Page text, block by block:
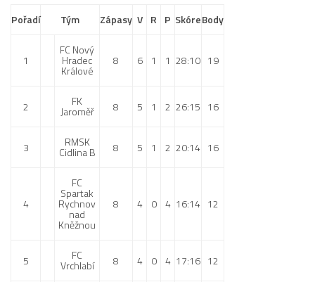
Pořadí Tým Zápasy V R P SkóreBody
1
FC Nový
Hradec
Králové
8 6 1 1 28:10 19
2 FK
Jaroměř 8 5 1 2 26:15 16
3 RMSK
Cidlina B 8 5 1 2 20:14 16
4
FC
Spartak
Rychnov
nad
Kněžnou
8 4 0 4 16:14 12
5 FC
Vrchlabí 8 4 0 4 17:16 12